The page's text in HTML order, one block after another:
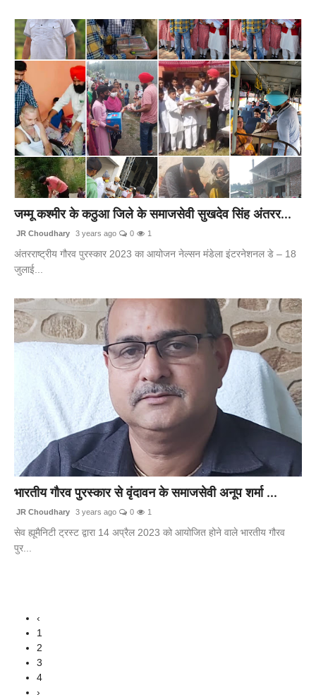
जम्मू कश्मीर के कठुआ जिले के समाजसेवी सुखदेव सिंह अंतरर...
JR Choudhary 3 years ago 0 1
अंतरराष्ट्रीय गौरव पुरस्कार 2023 का आयोजन नेल्सन मंडेला इंटरनेशनल डे – 18
जुलाई...
भारतीय गौरव पुरस्कार से वृंदावन के समाजसेवी अनूप शर्मा ...
JR Choudhary 3 years ago 0 1
सेव ह्यूमैनिटी ट्रस्ट द्वारा 14 अप्रैल 2023 को आयोजित होने वाले भारतीय गौरव
पुर...
‹
1
2
3
4
›